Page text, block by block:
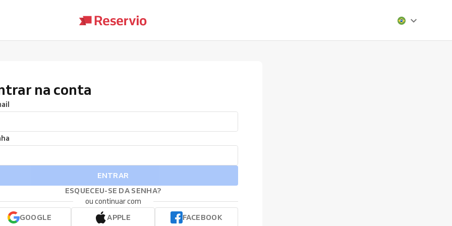
na conta
ENTRAR
ESQUECEU-SE DA SENHA?
ou continuar com
GOOGLE
APPLE FACEBOOK